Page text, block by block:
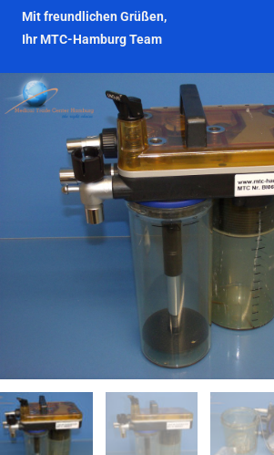
Mit freundlichen Grüßen,
Ihr MTC-Hamburg Team